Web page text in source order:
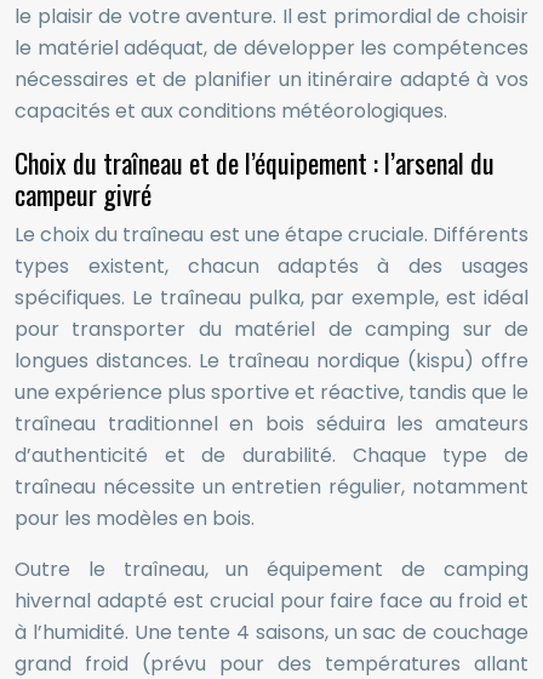
le plaisir de votre aventure. Il est primordial de choisir
le matériel adéquat, de développer les compétences
nécessaires et de planifier un itinéraire adapté à vos
capacités et aux conditions météorologiques.
Choix du traîneau et de l’équipement : l’arsenal du
campeur givré
Le choix du traîneau est une étape cruciale. Différents
types existent, chacun adaptés à des usages
spécifiques. Le traîneau pulka, par exemple, est idéal
pour transporter du matériel de camping sur de
longues distances. Le traîneau nordique (kispu) offre
une expérience plus sportive et réactive, tandis que le
traîneau traditionnel en bois séduira les amateurs
d’authenticité et de durabilité. Chaque type de
traîneau nécessite un entretien régulier, notamment
pour les modèles en bois.
Outre le traîneau, un équipement de camping
hivernal adapté est crucial pour faire face au froid et
à l’humidité. Une tente 4 saisons, un sac de couchage
grand froid (prévu pour des températures allant